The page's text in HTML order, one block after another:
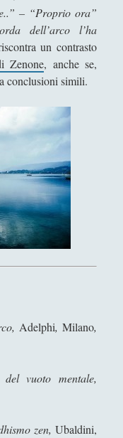
– “Proprio ora”
dell’arco l’ha
un contrasto
Zenone, anche se,
conclusioni simili.
Adelphi, Milano,
vuoto mentale,
zen, Ubaldini,